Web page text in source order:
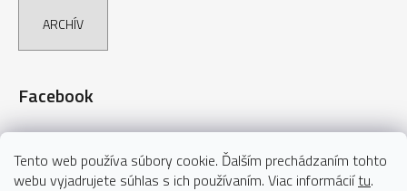
Tento web používa súbory cookie. Ďalším prechádzaním tohto
webu vyjadrujete súhlas s ich používaním. Viac informáciítu.
ARCHÍV
Facebook